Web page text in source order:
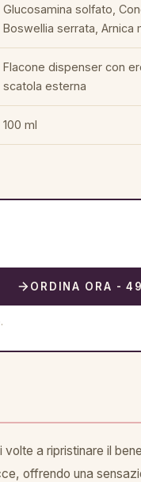
Glucosamina solfato,
Boswellia serrata, Arnica
Flacone dispenser con
scatola esterna
100 ml
ORDINA ORA -
a ripristinare il
offrendo una